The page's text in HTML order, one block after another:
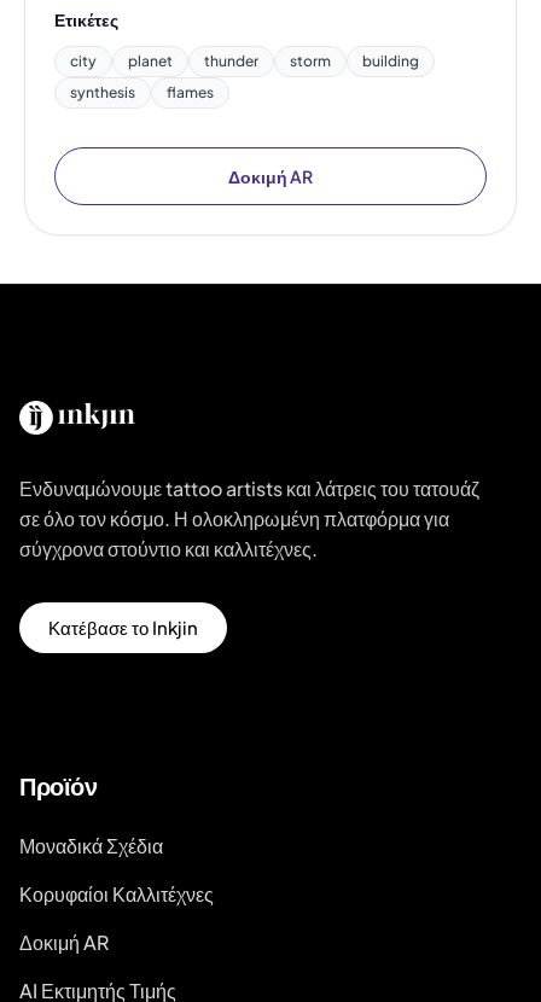
Ετικέτες
city planet thunder storm
building
synthesis
flames
Δοκιμή AR
Ενδυναμώνουμε tattoo artists και λάτρεις του τατουάζ
σε όλο τον κόσμο. Η ολοκληρωμένη πλατφόρμα για
σύγχρονα στούντιο και καλλιτέχνες.
Κατέβασε το Inkjin
Προϊόν
Μοναδικά Σχέδια
Κορυφαίοι Καλλιτέχνες
Δοκιμή AR
AI Εκτιμητής Τιμής